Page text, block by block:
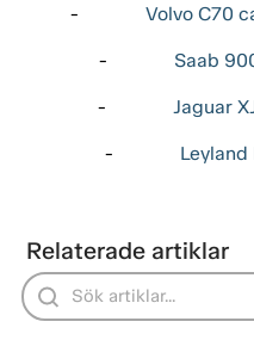
- Volvo C70
- Saab
- Jaguar
- Leyland
Relaterade artiklar